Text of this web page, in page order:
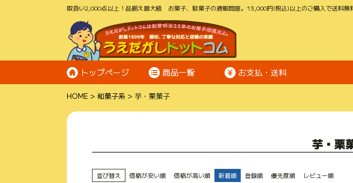
取扱い2,000点以上！品揃え最大級 お菓子、駄菓子の通販問屋。13,000円(税込)以上のご購入で送料無
トップページ 商品一覧 お支払・送料
HOME 和菓子系 芋・栗菓子
芋・栗
並び替え 価格が安い順 価格が高い順 新着順 登録順 優先度順 レビュー順